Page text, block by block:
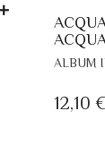
ALBUM
12,10